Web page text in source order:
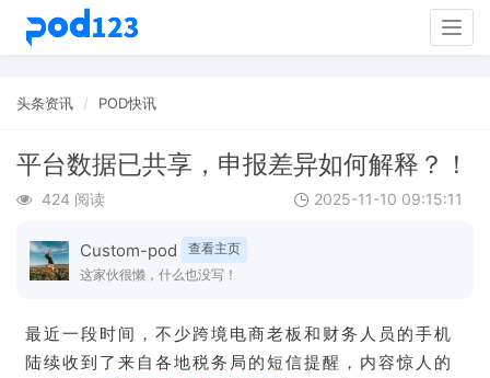
头条资讯 POD快讯
平台数据已共享，申报差异如何解释？！
424 阅读 2025-11-10 09:15:11
Custom-pod
查看主页
这家伙很懒，什么也没写！
最近一段时间，不少跨境电商老板和财务人员的手机
陆续收到了来自各地税务局的短信提醒，内容惊人的